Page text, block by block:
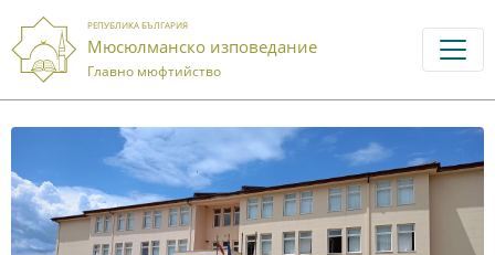
РЕПУБЛИКА БЪЛГАРИЯ
Мюсюлманско изповедание
Главно мюфтийство